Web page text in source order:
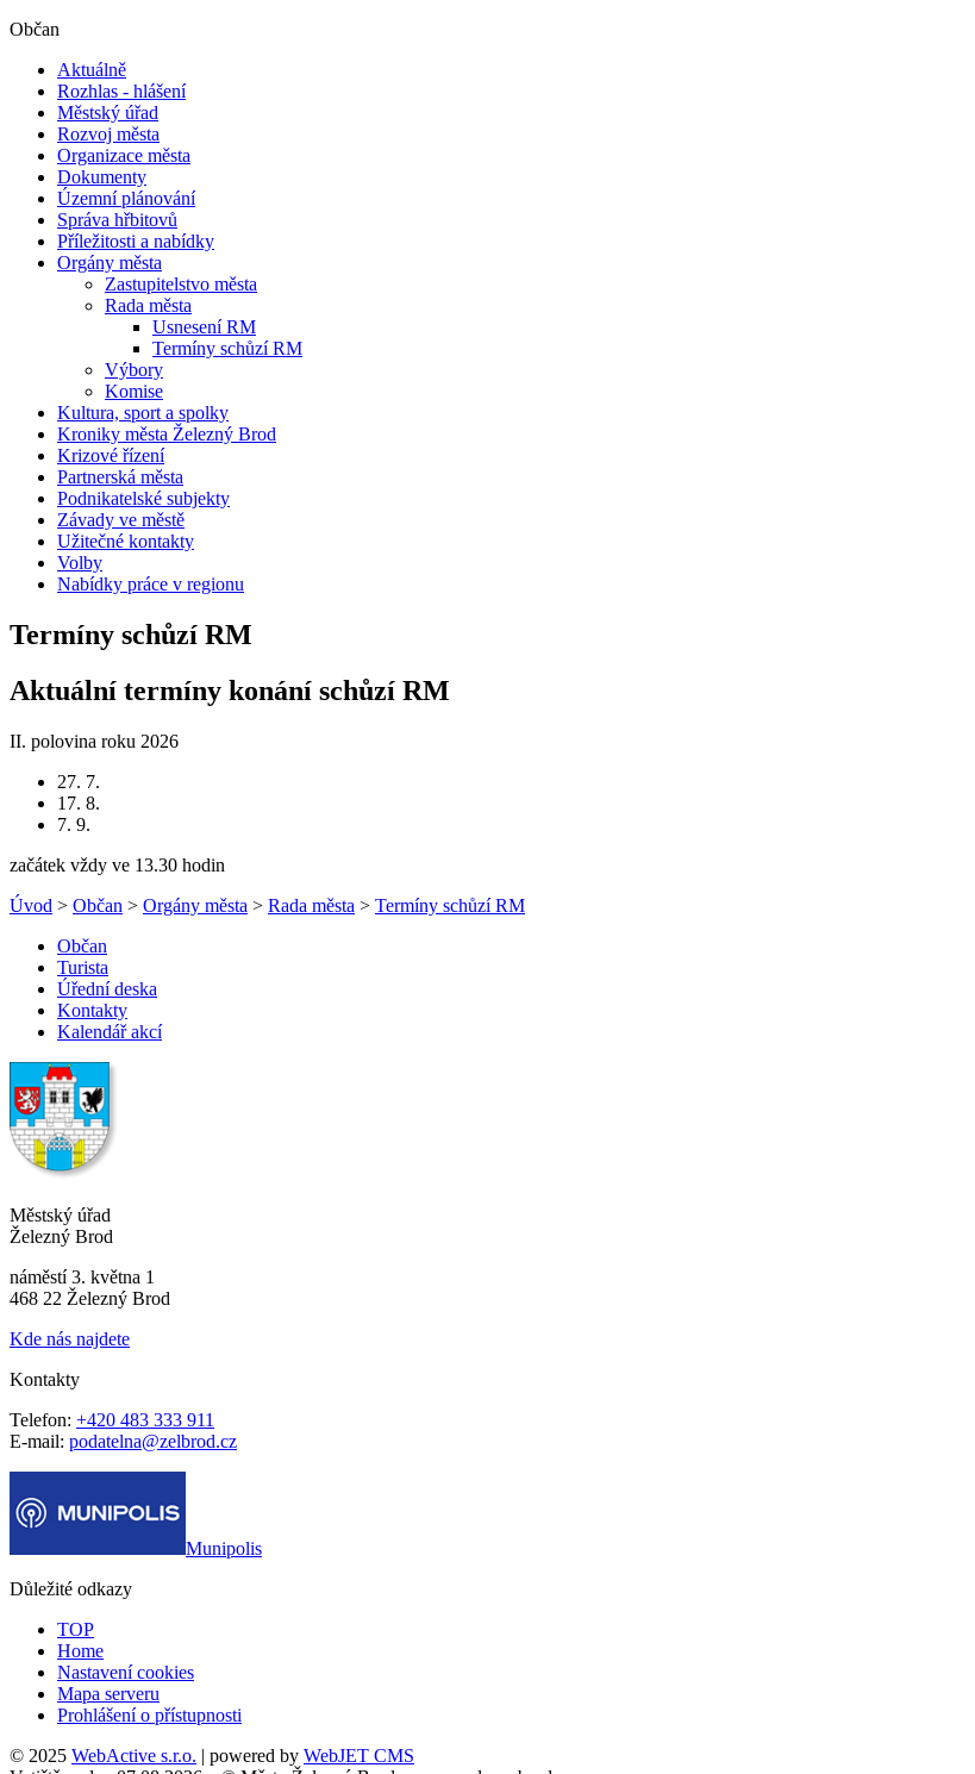
Občan
Aktuálně
Rozhlas - hlášení
Městský úřad
Rozvoj města
Organizace města
Dokumenty
Územní plánování
Správa hřbitovů
Příležitosti a nabídky
Orgány města
Zastupitelstvo města
Rada města
Usnesení RM
Termíny schůzí RM
Výbory
Komise
Kultura, sport a spolky
Kroniky města Železný Brod
Krizové řízení
Partnerská města
Podnikatelské subjekty
Závady ve městě
Užitečné kontakty
Volby
Nabídky práce v regionu
Termíny schůzí RM
Aktuální termíny konání schůzí RM
II. polovina roku 2026
27. 7.
17. 8.
7. 9.
začátek vždy ve 13.30 hodin
Úvod > Občan > Orgány města > Rada města > Termíny schůzí RM
Občan
Turista
Úřední deska
Kontakty
Kalendář akcí
Městský úřad
Železný Brod
náměstí 3. května 1
468 22 Železný Brod
Kde nás najdete
Kontakty
Telefon: +420 483 333 911
E-mail: podatelna@zelbrod.cz
Munipolis
Důležité odkazy
TOP
Home
Nastavení cookies
Mapa serveru
Prohlášení o přístupnosti
© 2025 WebActive s.r.o. | powered by WebJET CMS